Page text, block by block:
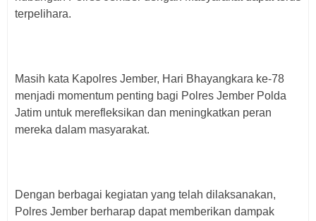
terpelihara.
Masih kata Kapolres Jember, Hari Bhayangkara ke-78
menjadi momentum penting bagi Polres Jember Polda
Jatim untuk merefleksikan dan meningkatkan peran
mereka dalam masyarakat.
Dengan berbagai kegiatan yang telah dilaksanakan,
Polres Jember berharap dapat memberikan dampak